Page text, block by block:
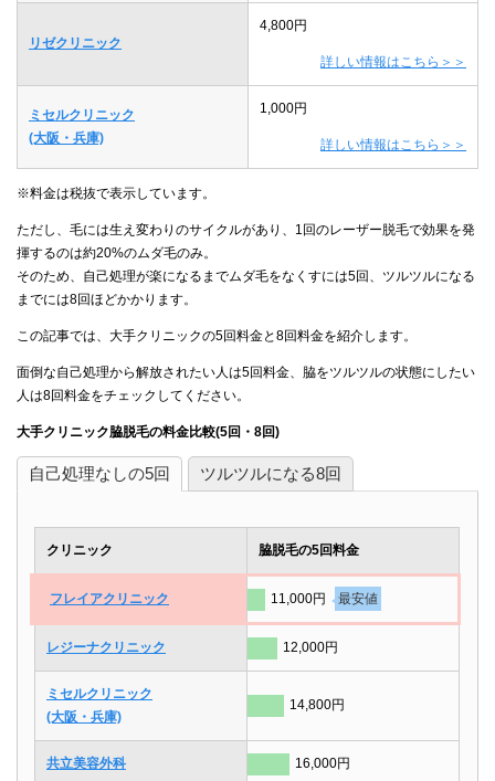
リゼクリニック
4,800円
詳しい情報はこちら＞＞
ミセルクリニック
(大阪・兵庫)
1,000円
詳しい情報はこちら＞＞
※料金は税抜で表示しています。
ただし、毛には生え変わりのサイクルがあり、1回のレーザー脱毛で効果を発
揮するのは約20%のムダ毛のみ。
そのため、自己処理が楽になるまでムダ毛をなくすには5回、ツルツルになる
までには8回ほどかかります。
この記事では、大手クリニックの5回料金と8回料金を紹介します。
面倒な自己処理から解放されたい人は5回料金、脇をツルツルの状態にしたい
人は8回料金をチェックしてください。
大手クリニック脇脱毛の料金比較(5回・8回)
自己処理なしの5回 ツルツルになる8回
クリニック 脇脱毛の5回料金
フレイアクリニック 11,000円 最安値
レジーナクリニック 12,000円
ミセルクリニック
(大阪・兵庫)
14,800円
共立美容外科 16,000円